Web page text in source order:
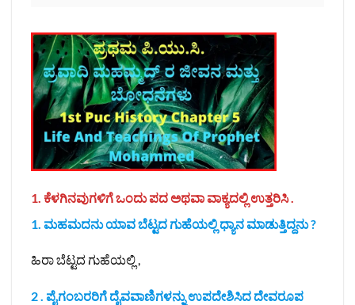
1. ಕೆಳಗಿನವುಗಳಿಗೆ ಒಂದು ಪದ ಅಥವಾ ವಾಕ್ಯದಲ್ಲಿ ಉತ್ತರಿಸಿ .
1. ಮಹಮದನು ಯಾವ ಬೆಟ್ಟದ ಗುಹೆಯಲ್ಲಿ ಧ್ಯಾನ ಮಾಡುತ್ತಿದ್ದನು ?
ಹಿರಾ ಬೆಟ್ಟದ ಗುಹೆಯಲ್ಲಿ ,
2 . ಪೈಗಂಬರರಿಗೆ ದೈವವಾಣಿಗಳನ್ನು ಉಪದೇಶಿಸಿದ ದೇವರೂಪ